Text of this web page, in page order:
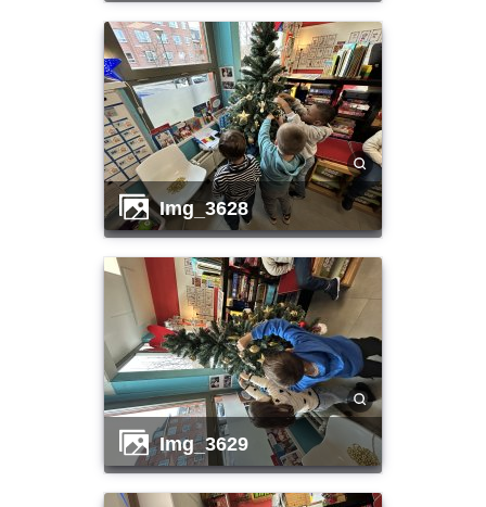
img_3628
img_3629